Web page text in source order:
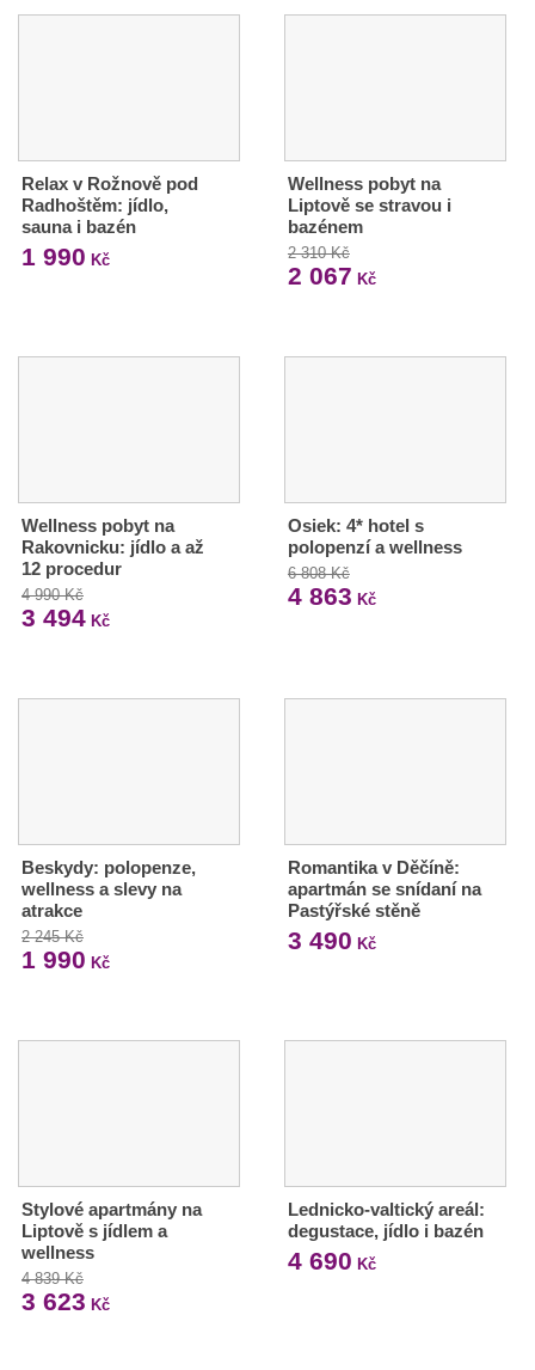
Relax v Rožnově pod
Radhoštěm: jídlo,
sauna i bazén
1 990 Kč
Wellness pobyt na
Liptově se stravou i
bazénem
2 310 Kč
2 067 Kč
Wellness pobyt na
Rakovnicku: jídlo a až
12 procedur
4 990 Kč
3 494 Kč
Osiek: 4* hotel s
polopenzí a wellness
6 808 Kč
4 863 Kč
Beskydy: polopenze,
wellness a slevy na
atrakce
2 245 Kč
1 990 Kč
Romantika v Děčíně:
apartmán se snídaní na
Pastýřské stěně
3 490 Kč
Stylové apartmány na
Liptově s jídlem a
wellness
4 839 Kč
3 623 Kč
Lednicko-valtický areál:
degustace, jídlo i bazén
4 690 Kč